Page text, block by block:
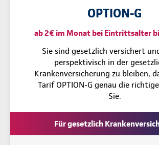
OPTION-G
ab 2€ im Monat bei Eintrittsalter
Sie sind gesetzlich versichert
perspektivisch in der
Krankenversicherung zu bleiben,
Tarif OPTION-G genau die
Sie.
Für gesetzlich